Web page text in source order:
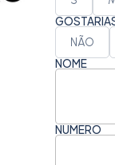
NÃO
NOME
NÚMERO